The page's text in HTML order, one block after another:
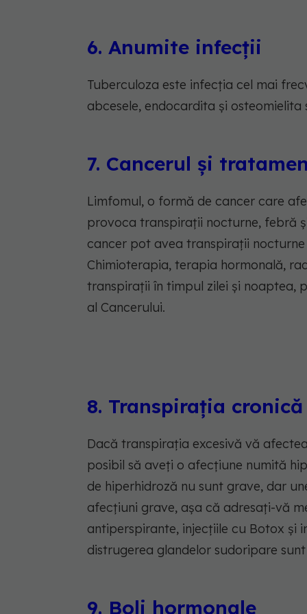
6. Anumite infecții
Tuberculoza este infecția cel mai
abcesele, endocardita și
7. Cancerul și
Limfomul, o formă de cancer care
provoca transpirații nocturne, febră
cancer pot avea transpirații
Chimioterapia, terapia hormonală,
transpirații în timpul zilei și noaptea,
al Cancerului.
8. Transpirația cronică
Dacă transpirația excesivă vă
posibil să aveți o afecțiune numită
de hiperhidroză nu sunt grave, dar
afecțiuni grave, așa că adresați-vă
antiperspirante, injecțiile cu Botox și
distrugerea glandelor sudoripare
9. Boli hormonale